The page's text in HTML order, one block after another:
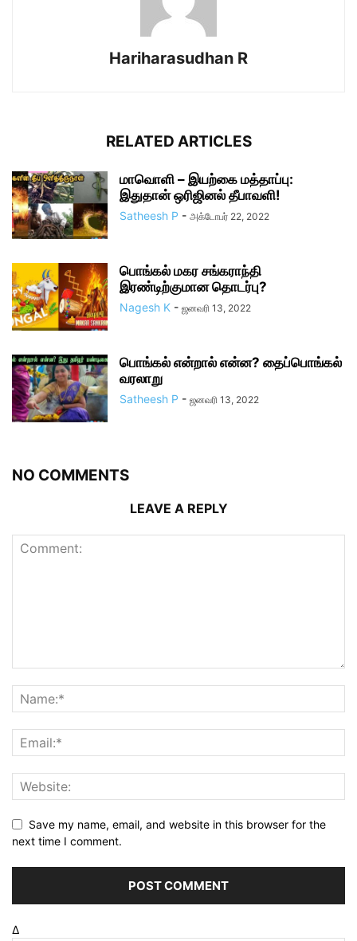
Hariharasudhan R
RELATED ARTICLES
மாவொளி – இயற்கை மத்தாப்பு:
இதுதான் ஒரிஜினல் தீபாவளி!
Satheesh P - அக்டோபர் 22, 2022
பொங்கல் மகர சங்கராந்தி
இரண்டிற்குமான தொடர்பு?
Nagesh K - ஜனவரி 13, 2022
பொங்கல் என்றால் என்ன? தைப்பொங்கல்
வரலாறு
Satheesh P - ஜனவரி 13, 2022
NO COMMENTS
LEAVE A REPLY
Save my name, email, and website in this browser for the
next time I comment.
Δ